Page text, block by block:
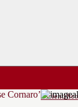
scientifico